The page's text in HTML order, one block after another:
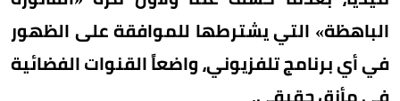
الباهظة» التي يشترطها للموافقة على الظهور
في أي برنامج تلفزيوني، واضعاً القنوات الفضائية